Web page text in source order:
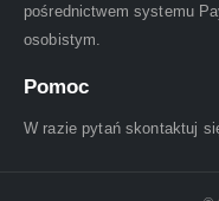
pośrednictwem systemu
osobistym.
Pomoc
W razie pytań skontaktuj